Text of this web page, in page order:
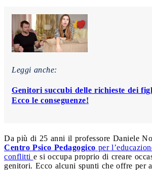
Leggi anche:
Genitori succubi delle richieste dei
Ecco le conseguenze!
Da più di 25 anni il professore Daniele
Centro Psico Pedagogico per
conflitti e si occupa proprio di creare
genitori. Ecco alcuni spunti che offre per